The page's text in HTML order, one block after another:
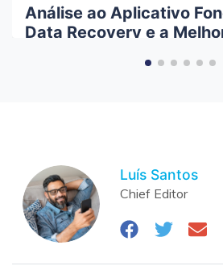
Análise ao Aplicativo
Data Recovery e a
Luís Santos
Chief Editor